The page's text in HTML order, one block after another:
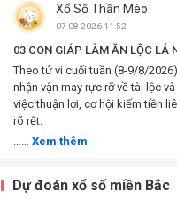
Xổ Số Thần Mèo
07-08-2026 11:52
03 CON GIÁP LÀM ĂN LỘC
Theo tử vi cuối tuần (8-9/8/
nhận vận may rực rỡ về tài lộc
việc thuận lợi, cơ hội kiếm tiền
rõ rệt.
Xem thêm
Dự đoán xổ số miền Bắc